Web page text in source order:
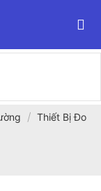
/ Thiết Bị Đo